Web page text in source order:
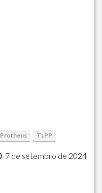
Protheus TLPP
7 de setembro de 2024